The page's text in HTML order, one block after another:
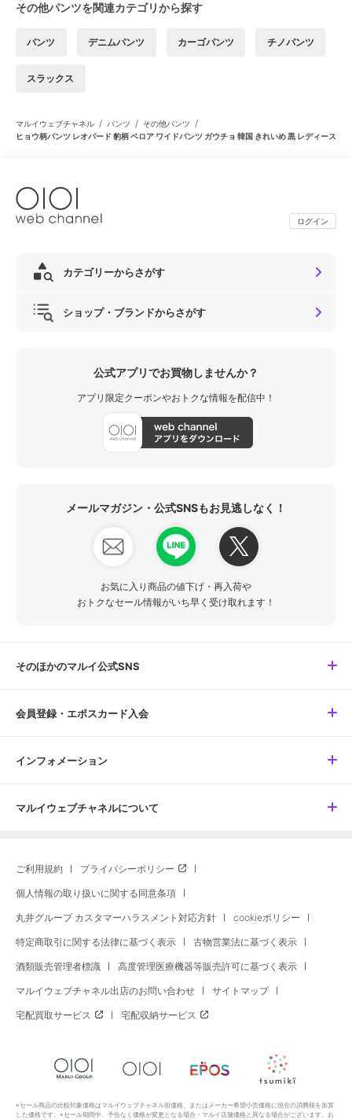
その他パンツを関連カテゴリから探す
パンツ デニムパンツ カーゴパンツ チノパンツ
スラックス
マルイウェブチャネル / パンツ / その他パンツ /
ヒョウ柄パンツ レオパード 豹柄 ベロア ワイドパンツ ガウチョ 韓国 きれいめ 黒 レディース
ログイン
カテゴリーからさがす
ショップ・ブランドからさがす
公式アプリでお買物しませんか？
アプリ限定クーポンやおトクな情報を配信中！
メールマガジン・公式SNSもお見逃しなく！
お気に入り商品の値下げ・再入荷や
おトクなセール情報がいち早く受け取れます！
そのほかのマルイ公式SNS
会員登録・エポスカード入会
インフォメーション
マルイウェブチャネルについて
ご利用規約 プライバシーポリシー
個人情報の取り扱いに関する同意条項
丸井グループ カスタマーハラスメント対応方針 cookieポリシー
特定商取引に関する法律に基づく表示 古物営業法に基づく表示
酒類販売管理者標識 高度管理医療機器等販売許可に基づく表示
マルイウェブチャネル出店のお問い合わせ サイトマップ
宅配買取サービス 宅配収納サービス
※セール商品の比較対象価格はマルイウェブチャネル旧価格、またはメーカー希望小売価格に現在の消費税を加算
した価格です。※セール期間中、予告なく価格が変更となる場合・マルイ店舗価格と異なる場合がございます。お